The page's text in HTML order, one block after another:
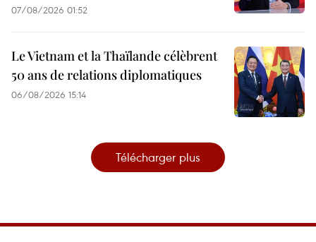
07/08/2026 01:52
Le Vietnam et la Thaïlande célèbrent
50 ans de relations diplomatiques
06/08/2026 15:14
Télécharger plus